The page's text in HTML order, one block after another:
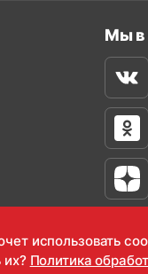
Мы в
использовать
их? Политика